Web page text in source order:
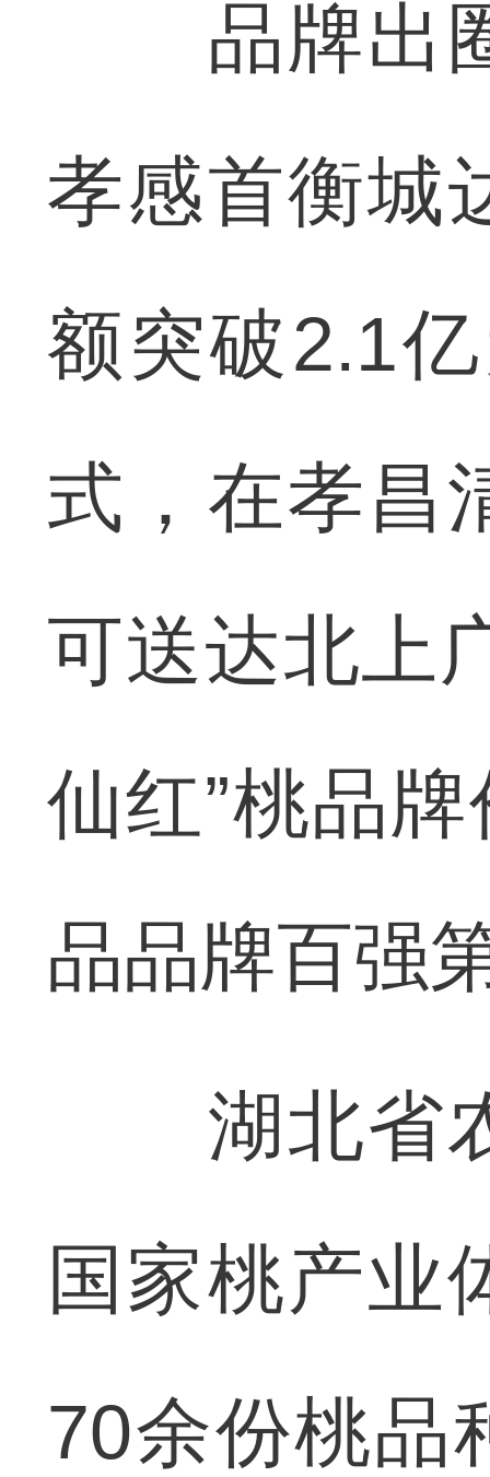
品牌出圈
孝感首衡城
额突破2.1
式，在孝昌
可送达北上
仙红”桃品
品品牌百强
湖北省农
国家桃产业
70余份桃品